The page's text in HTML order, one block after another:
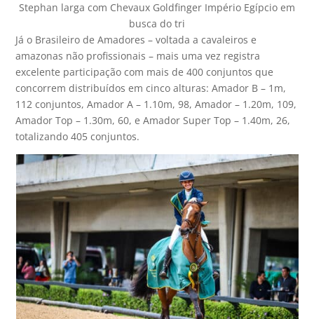
Stephan larga com Chevaux Goldfinger Império Egípcio em
busca do tri
Já o Brasileiro de Amadores – voltada a cavaleiros e
amazonas não profissionais – mais uma vez registra
excelente participação com mais de 400 conjuntos que
concorrem distribuídos em cinco alturas: Amador B – 1m,
112 conjuntos, Amador A – 1.10m, 98, Amador – 1.20m, 109,
Amador Top – 1.30m, 60, e Amador Super Top – 1.40m, 26,
totalizando 405 conjuntos.